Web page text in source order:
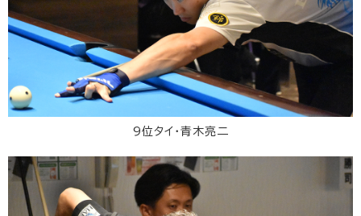
9位タイ・青木亮二